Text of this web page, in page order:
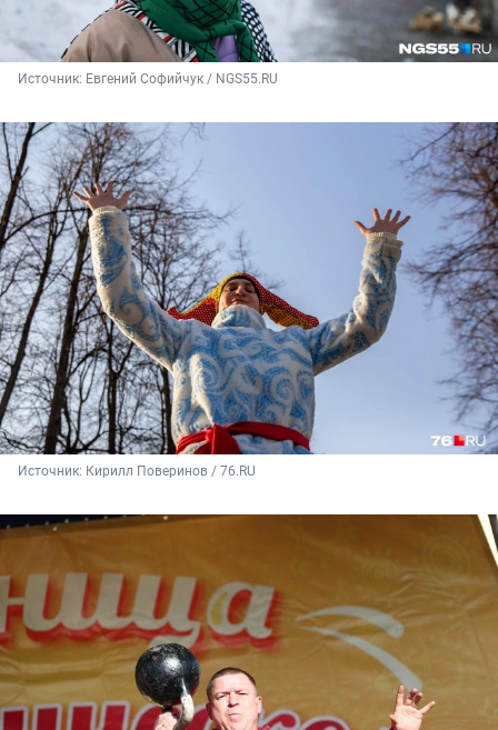
Источник: Евгений Софийчук / NGS55.RU
Источник: Кирилл Поверинов / 76.RU